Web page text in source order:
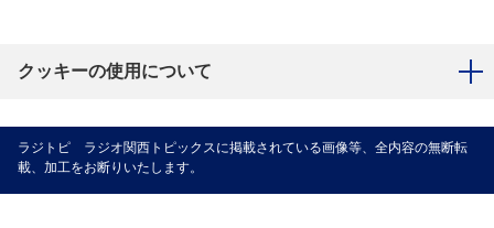
クッキーの使用について
ラジトピ ラジオ関西トピックスに掲載されている画像等、全内容の無断転
載、加工をお断りいたします。